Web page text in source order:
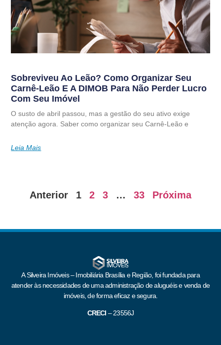
Sobreviveu Ao Leão? Como Organizar Seu
Carnê-Leão E A DIMOB Para Não Perder Lucro
Com Seu Imóvel
O susto de abril passou, mas a gestão do seu ativo exige
atenção agora. Saber como organizar seu Carnê-Leão e
Leia Mais
Anterior 1 2 3 … 33 Próxima
A Silveira Imóveis – Imobiliária Brasília e Região, foi fundada para
atender às necessidades de uma administração de aluguéis e venda de
imóveis, de forma eficaz e segura.
CRECI –23556J